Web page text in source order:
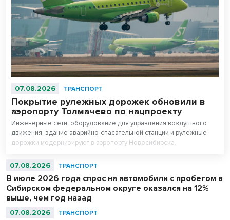
07.08.2026 ТРАНСПОРТ
Покрытие рулежных дорожек обновили в
аэропорту Толмачево по нацпроекту
Инженерные сети, оборудование для управления воздушного
движения, здание аварийно-спасательной станции и рулежные
дорожки модернизируют в аэропорту Новосибирска.
года в рамках нацпроекта «Эффективная транспортная система».
07.08.2026 ТРАНСПОРТ
В июле 2026 года спрос на автомобили с пробегом в
Сибирском федеральном округе оказался на 12%
выше, чем год назад
07.08.2026 ТРАНСПОРТ